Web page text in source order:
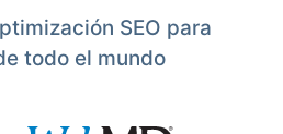
SEO para
todo el mundo